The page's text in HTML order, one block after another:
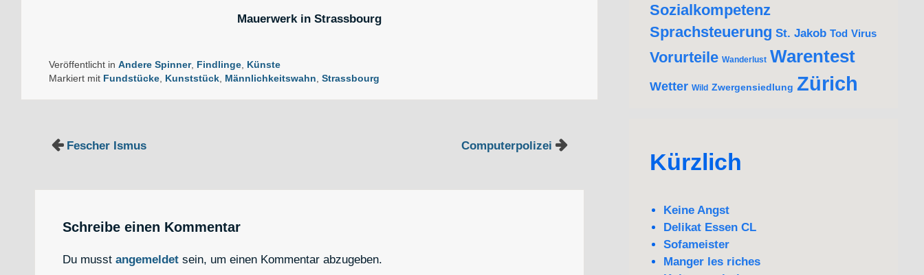
Mauerwerk in Strassbourg
Veröffentlicht in Andere Spinner, Findlinge, Künste
Markiert mit Fundstücke, Kunststück, Männlichkeitswahn, Strassbourg
Beitragsnavigation
Fescher Ismus Computerpolizei
Schreibe einen Kommentar
Du musst angemeldet sein, um einen Kommentar abzugeben.
Sozialkompetenz
Sprachsteuerung St. Jakob Tod Virus
Vorurteile Wanderlust Warentest
Wetter Wild Zwergensiedlung Zürich
Kürzlich
Keine Angst
Delikat Essen CL
Sofameister
Manger les riches